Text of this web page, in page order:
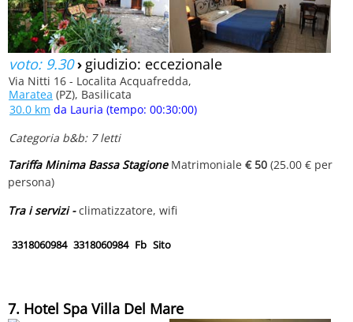
voto: 9.30› giudizio: eccezionale
Via Nitti 16 - Localita Acquafredda,
Maratea (PZ), Basilicata
30.0 km da Lauria (tempo: 00:30:00)
Categoria b&b: 7 letti
Tariffa Minima Bassa StagioneMatrimoniale € 50 (25.00 € per
persona)
Tra i servizi -climatizzatore, wifi
3318060984 3318060984 Fb Sito
7. Hotel Spa Villa Del Mare